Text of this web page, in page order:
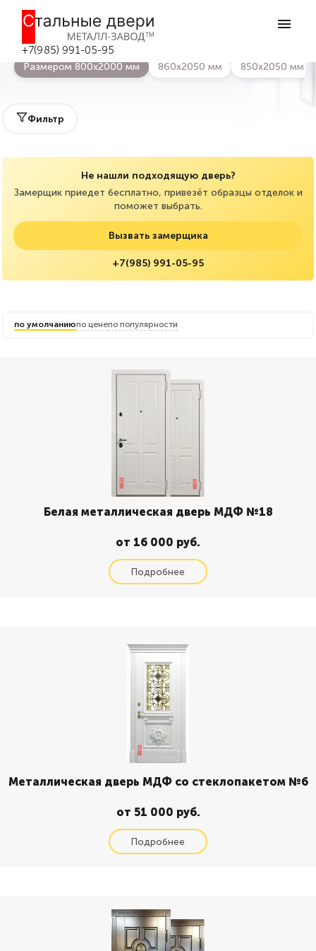
+7(985) 991-05-95
Входные двери 800х2000 мм
Размером 800х2000 мм 860х2050 мм 850х2050 мм
Фильтр
Не нашли подходящую дверь?
Замерщик приедет бесплатно, привезёт образцы отделок и
поможет выбрать.
Вызвать замерщика
+7(985) 991-05-95
по умолчаниюпо ценепо популярности
Белая металлическая дверь МДФ №18
от 16 000 руб.
Металлическая дверь МДФ со стеклопакетом №6
от 51 000 руб.